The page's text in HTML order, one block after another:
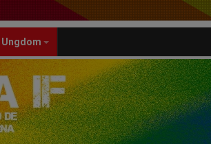
Ungdom